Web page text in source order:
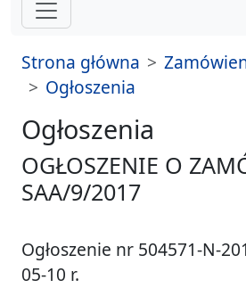
Strona główna
Ogłoszenia
Ogłoszenia
OGŁOSZENIE O
SAA/9/2017
Ogłoszenie nr 504571-N-
05-10 r.